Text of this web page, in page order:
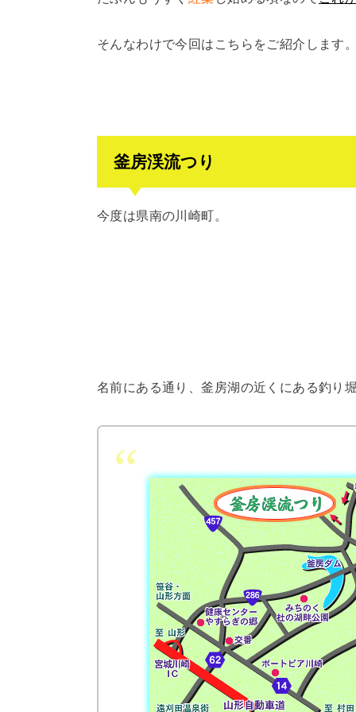
そんなわけで今回はこちらをご紹介します
釜房渓流つり
今度は県南の川崎町。
名前にある通り、釜房湖の近くにある釣り